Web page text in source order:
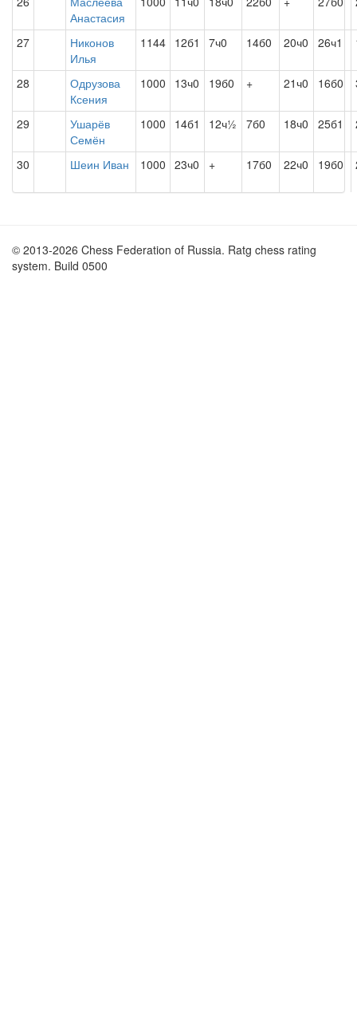
Анастасия
27
Никонов
Илья
1144 12б1 7ч0 14б0 20ч0 26ч1
28
Одрузова
Ксения
1000 13ч0 19б0 + 21ч0 16б0
29
Ушарёв
Семён
1000 14б1 12ч½ 7б0 18ч0 25б1
30 Шеин Иван 1000 23ч0 + 17б0 22ч0 19б0
© 2013-2026 Chess Federation of Russia. Ratg chess rating
system. Build 0500